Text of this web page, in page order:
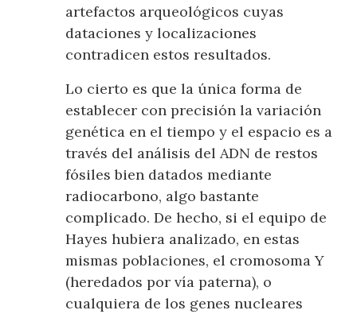
artefactos arqueológicos cuyas
dataciones y localizaciones
contradicen estos resultados.
Lo cierto es que la única forma de
establecer con precisión la variación
genética en el tiempo y el espacio es a
través del análisis del ADN de restos
fósiles bien datados mediante
radiocarbono, algo bastante
complicado. De hecho, si el equipo de
Hayes hubiera analizado, en estas
mismas poblaciones, el cromosoma Y
(heredados por vía paterna), o
cualquiera de los genes nucleares